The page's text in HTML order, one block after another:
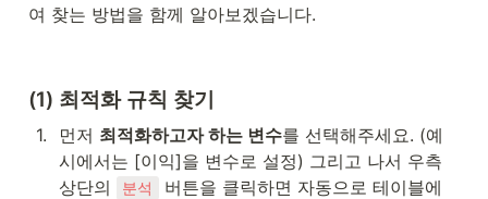
여 찾는 방법을 함께 알아보겠습니다.
(1) 최적화 규칙 찾기
1. 먼저 최적화하고자 하는 변수를 선택해주세요. (예
시에서는 [이익]을 변수로 설정) 그리고 나서 우측
상단의
분석
버튼을 클릭하면 자동으로 테이블에